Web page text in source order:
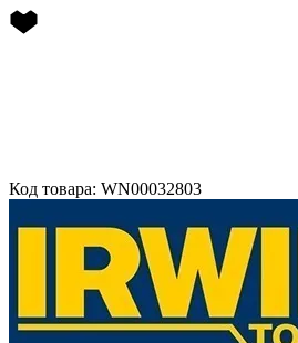
Код товара: WN00032803